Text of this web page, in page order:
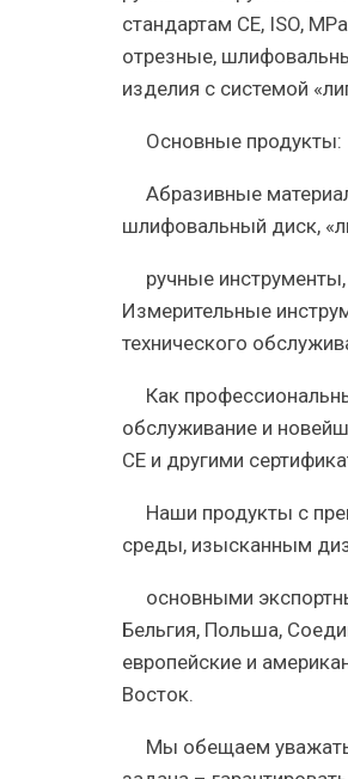
стандартам CE, ISO,
отрезные,
изделия с системой
Основные продукты:
Абразивные
шлифовальный диск,
ручные
Измерительные
технического
Как
обслуживание и
CE и другими
Наши продукты с
среды, изысканным
основными
Бельгия, Польша,
европейские и
Восток.
Мы обещаем уважать